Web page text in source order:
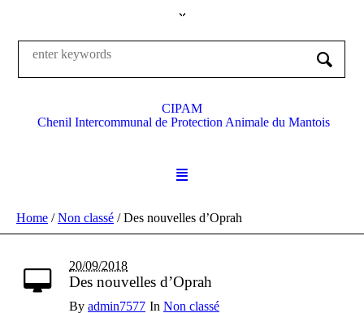
CIPAM
Chenil Intercommunal de Protection Animale du Mantois
Home /Non classé /Des nouvelles d’Oprah
20/09/2018
Des nouvelles d’Oprah
By admin7577 In Non classé